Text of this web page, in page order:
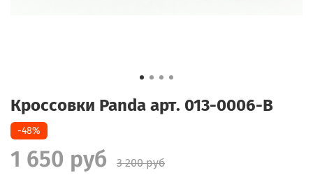
Кроссовки Panda арт. 013-0006-В
-48%
1 650 руб 3 200 руб